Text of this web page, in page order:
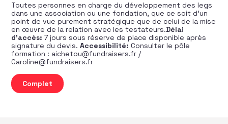
Toutes personnes en charge du développement des legs
dans une association ou une fondation, que ce soit d’un
point de vue purement stratégique que de celui de la mise
en œuvre de la relation avec les testateurs.Délai
d’accès: 7 jours sous réserve de place disponible après
signature du devis.Accessibilité: Consulter le pôle
formation : aichetou@fundraisers.fr /
Caroline@fundraisers.fr
quantité de Initiez et développez votre stratégie legs
Complet